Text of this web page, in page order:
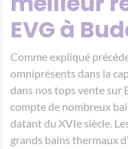
EVG à
Comme expliqué
omniprésents dans la
dans nos tops vente sur
compte de nombreux
datant du XVIe siècle.
grands bains thermaux